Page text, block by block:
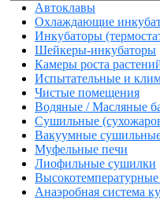
Автоклавы
Охлаждающие
Инкубаторы
Шейкеры-инкубаторы
Камеры роста
Испытательные и
Чистые помещения
Водяные / Масляные
Сушильные
Вакуумные
Муфельные печи
Лиофильные сушилки
Анаэробная система